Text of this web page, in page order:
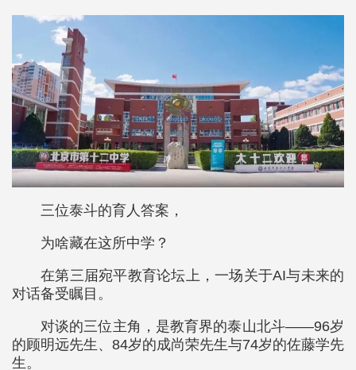
三位泰斗的育人答案，
为啥藏在这所中学？
在第三届宛平教育论坛上，一场关于AI与未来的
对话备受瞩目。
对谈的三位主角，是教育界的泰山北斗——96岁
的顾明远先生、84岁的成尚荣先生与74岁的佐藤学先
生。